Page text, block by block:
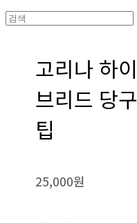
고리나 하이
브리드 당구
팁
25,000원